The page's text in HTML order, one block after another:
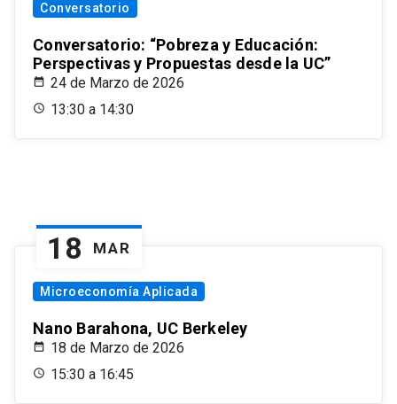
Conversatorio
Conversatorio: “Pobreza y Educación:
Perspectivas y Propuestas desde la UC”
24 de Marzo de 2026
13:30 a 14:30
18 MAR
Microeconomía Aplicada
Nano Barahona, UC Berkeley
18 de Marzo de 2026
15:30 a 16:45